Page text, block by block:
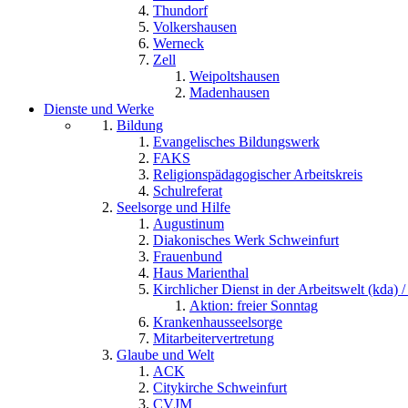
Thundorf
Volkershausen
Werneck
Zell
Weipoltshausen
Madenhausen
Dienste und Werke
Bildung
Evangelisches Bildungswerk
FAKS
Religionspädagogischer Arbeitskreis
Schulreferat
Seelsorge und Hilfe
Augustinum
Diakonisches Werk Schweinfurt
Frauenbund
Haus Marienthal
Kirchlicher Dienst in der Arbeitswelt (kda) /
Aktion: freier Sonntag
Krankenhausseelsorge
Mitarbeitervertretung
Glaube und Welt
ACK
Citykirche Schweinfurt
CVJM